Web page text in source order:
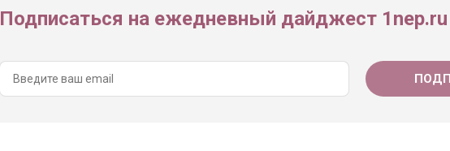
Подписаться на ежедневный дайджест 1nep.ru